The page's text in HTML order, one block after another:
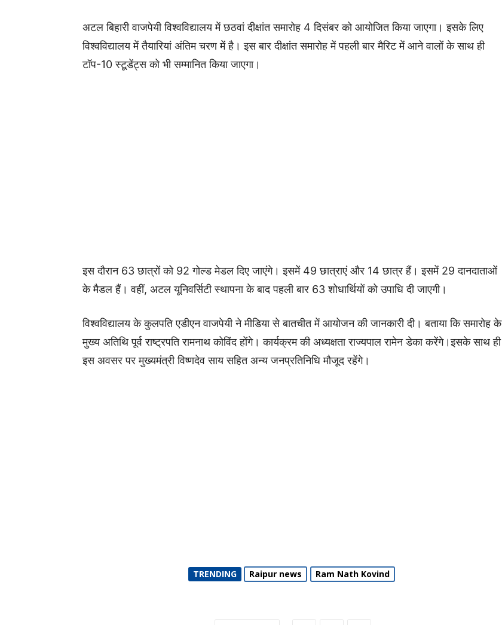
अटल बिहारी वाजपेयी विश्वविद्यालय में छठवां दीक्षांत समारोह 4 दिसंबर को आयोजित किया जाएगा। इसके लिए
विश्वविद्यालय में तैयारियां अंतिम चरण में है। इस बार दीक्षांत समारोह में पहली बार मैरिट में आने वालों के साथ ही
टॉप-10 स्टूडेंट्स को भी सम्मानित किया जाएगा।
इस दौरान 63 छात्रों को 92 गोल्ड मेडल दिए जाएंगे। इसमें 49 छात्राएं और 14 छात्र हैं। इसमें 29 दानदाताओं
के मैडल हैं। वहीं, अटल यूनिवर्सिटी स्थापना के बाद पहली बार 63 शोधार्थियों को उपाधि दी जाएगी।
विश्वविद्यालय के कुलपति एडीएन वाजपेयी ने मीडिया से बातचीत में आयोजन की जानकारी दी। बताया कि समारोह के
मुख्य अतिथि पूर्व राष्ट्रपति रामनाथ कोविंद होंगे। कार्यक्रम की अध्यक्षता राज्यपाल रामेन डेका करेंगे।इसके साथ ही
इस अवसर पर मुख्यमंत्री विष्णदेव साय सहित अन्य जनप्रतिनिधि मौजूद रहेंगे।
TRENDING Raipur news Ram Nath Kovind